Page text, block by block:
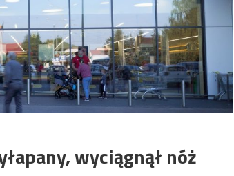
wyciągnął nóż